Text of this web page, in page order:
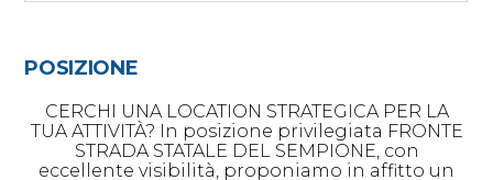
POSIZIONE
CERCHI UNA LOCATION STRATEGICA PER LA
TUA ATTIVITÀ? In posizione privilegiata FRONTE
STRADA STATALE DEL SEMPIONE, con
eccellente visibilità, proponiamo in affitto un